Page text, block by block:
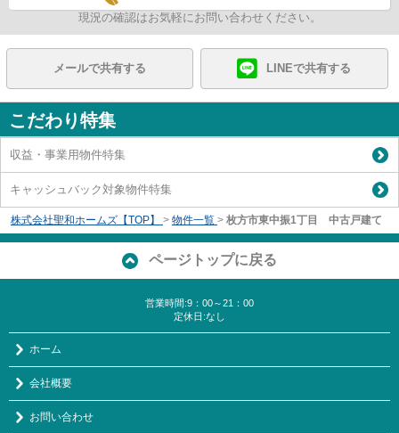
現況の確認はお気軽にお問い合わせください。
メールで共有する LINEで共有する
こだわり特集
収益・事業用物件特集
キャッシュバック対象物件特集
株式会社聖和ホームズ【TOP】 > 物件一覧 > 枚方市東中振1丁目 中古戸建て
ページトップに戻る
営業時間:9：00～21：00
定休日:なし
ホーム
会社概要
お問い合わせ